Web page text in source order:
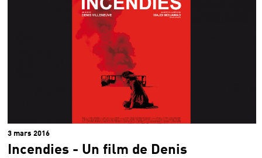
3 mars 2016
Incendies - Un film de Denis